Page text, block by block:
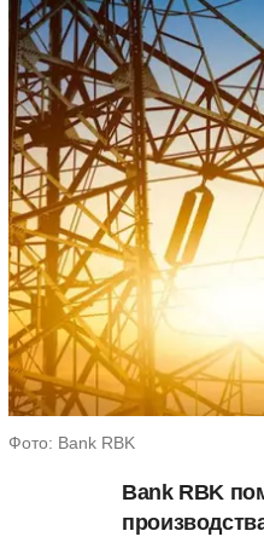
Фото: Bank RBK
Bank RBK